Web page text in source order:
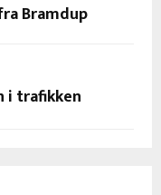
Bramdup
i trafikken